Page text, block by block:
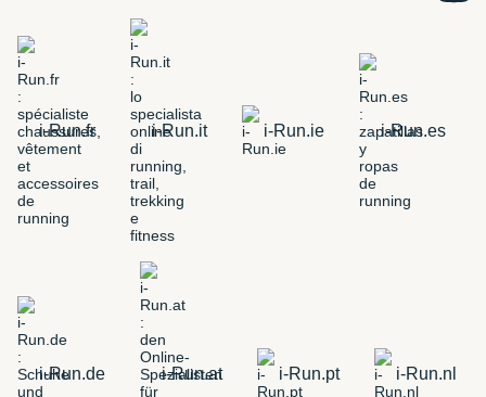
i-Run.fr i-Run.it i-Run.ie i-Run.es
i-Run.de i-Run.at i-Run.pt i-Run.nl